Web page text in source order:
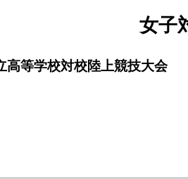
女子
高等学校対校陸上競技大会